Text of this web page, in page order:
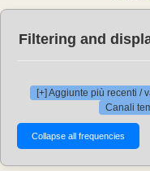
Filtering and
[+] Aggiunte più recenti /
Canali